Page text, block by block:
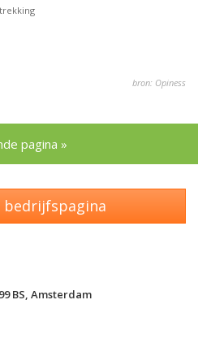
bron: Opiness
pagina »
bedrijfspagina
BS, Amsterdam